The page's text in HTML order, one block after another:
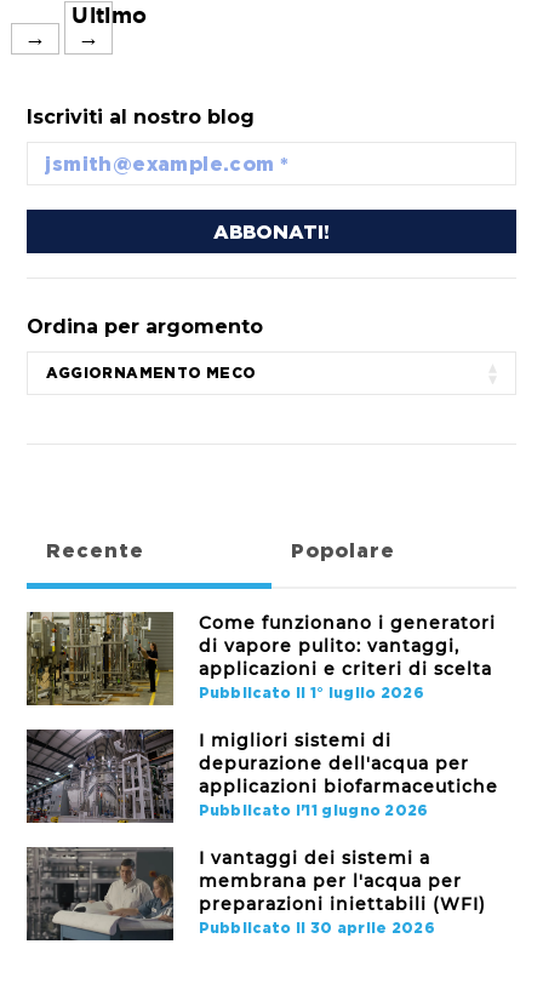
→
Ultimo
→
Iscriviti al nostro blog
Ordina per argomento
Recente Popolare
Come funzionano i generatori
di vapore pulito: vantaggi,
applicazioni e criteri di scelta
Pubblicato il 1° luglio 2026
I migliori sistemi di
depurazione dell'acqua per
applicazioni biofarmaceutiche
Pubblicato l'11 giugno 2026
I vantaggi dei sistemi a
membrana per l'acqua per
preparazioni iniettabili (WFI)
Pubblicato il 30 aprile 2026